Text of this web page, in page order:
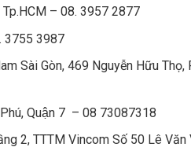
Tp.HCM – 08. 3957 2877
3755 3987
Sài Gòn, 469 Nguyễn Hữu Thọ,
Quận 7 – 08 73087318
2, TTTM Vincom Số 50 Lê Văn